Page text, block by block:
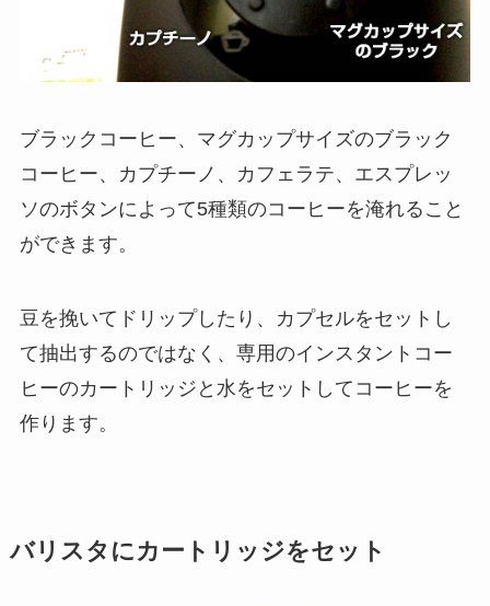
ブラックコーヒー、マグカップサイズのブラック
コーヒー、カプチーノ、カフェラテ、エスプレッ
ソのボタンによって5種類のコーヒーを淹れること
ができます。
豆を挽いてドリップしたり、カプセルをセットし
て抽出するのではなく、専用のインスタントコー
ヒーのカートリッジと水をセットしてコーヒーを
作ります。
バリスタにカートリッジをセット